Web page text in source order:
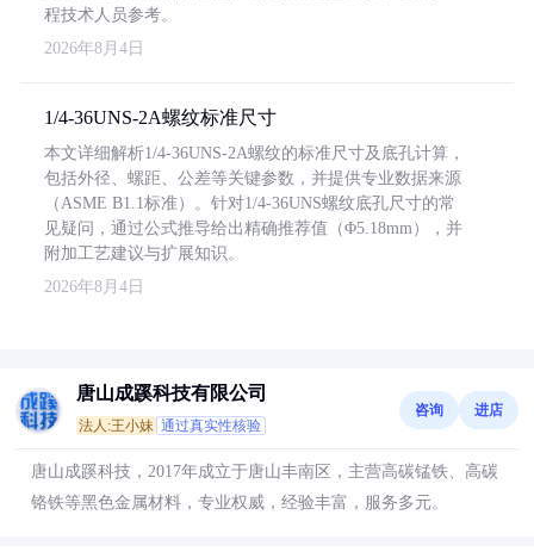
程技术人员参考。
2026年8月4日
1/4-36UNS-2A螺纹标准尺寸
本文详细解析1/4-36UNS-2A螺纹的标准尺寸及底孔计算，
包括外径、螺距、公差等关键参数，并提供专业数据来源
（ASME B1.1标准）。针对1/4-36UNS螺纹底孔尺寸的常
见疑问，通过公式推导给出精确推荐值（Φ5.18mm），并
附加工艺建议与扩展知识。
2026年8月4日
唐山成蹊科技有限公司
法人:王小妹 通过真实性核验
咨询 进店
唐山成蹊科技，2017年成立于唐山丰南区，主营高碳锰铁、高碳
铬铁等黑色金属材料，专业权威，经验丰富，服务多元。